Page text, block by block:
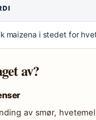
maizena i stedet for
av?
av smør,